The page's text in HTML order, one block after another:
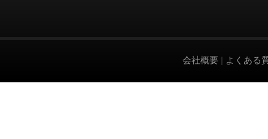
会社概要 | よくある